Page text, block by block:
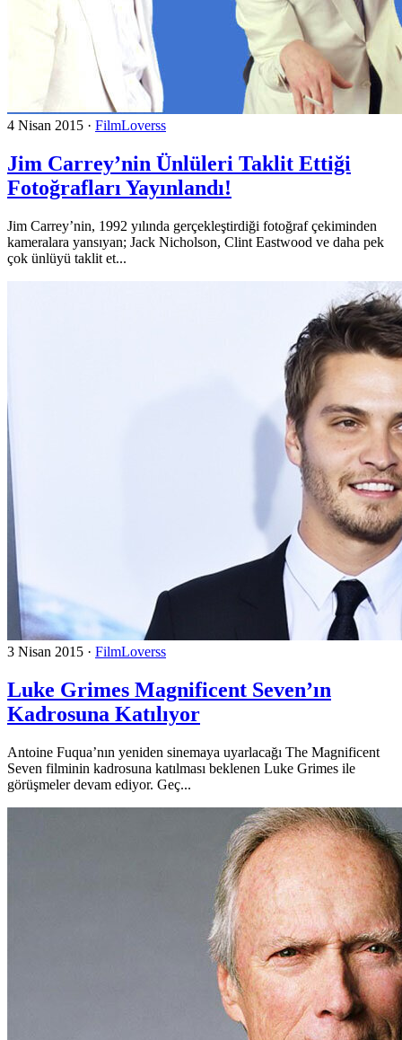
4 Nisan 2015 · FilmLoverss
Jim Carrey’nin Ünlüleri Taklit Ettiği
Fotoğrafları Yayınlandı!
Jim Carrey’nin, 1992 yılında gerçekleştirdiği fotoğraf çekiminden
kameralara yansıyan; Jack Nicholson, Clint Eastwood ve daha pek
çok ünlüyü taklit et...
3 Nisan 2015 · FilmLoverss
Luke Grimes Magnificent Seven’ın
Kadrosuna Katılıyor
Antoine Fuqua’nın yeniden sinemaya uyarlacağı The Magnificent
Seven filminin kadrosuna katılması beklenen Luke Grimes ile
görüşmeler devam ediyor. Geç...